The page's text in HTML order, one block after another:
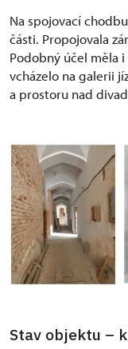
Na spojovací
části. Propojovala
Podobný účel měla
vcházelo na galerii
a prostoru nad
Stav objektu –